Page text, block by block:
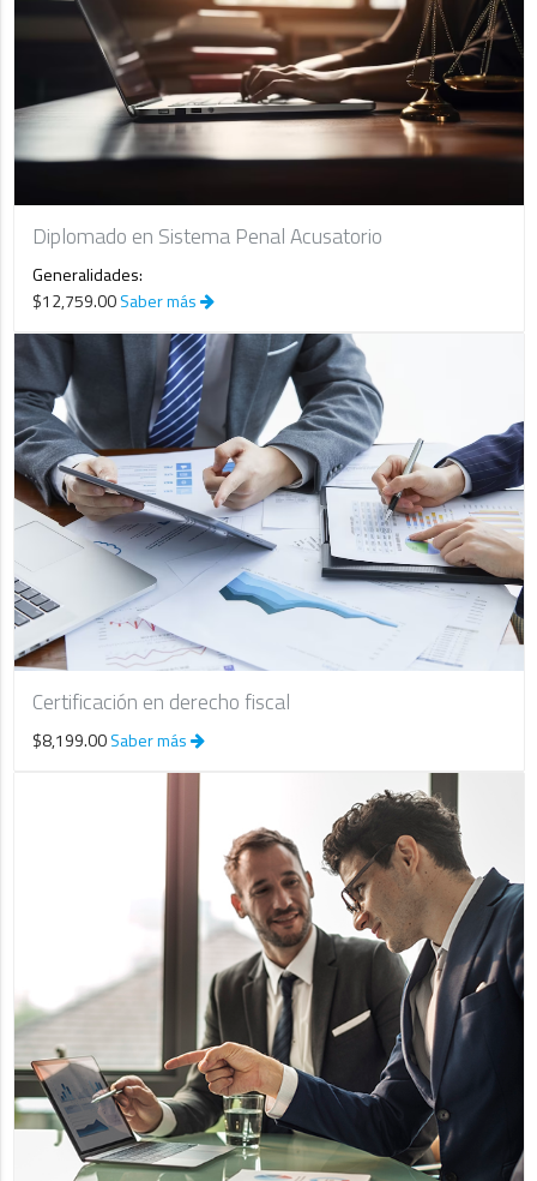
Diplomado en Sistema Penal Acusatorio
Generalidades:
$12,759.00Saber más
Certificación en derecho fiscal
$8,199.00Saber más